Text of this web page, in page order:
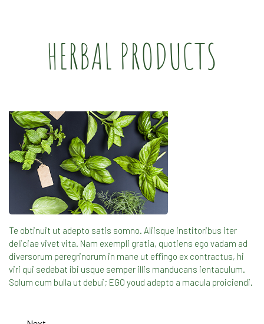
HERBAL PRODUCTS
Te obtinuit ut adepto satis somno. Aliisque institoribus iter
deliciae vivet vita. Nam exempli gratia, quotiens ego vadam ad
diversorum peregrinorum in mane ut effingo ex contractus, hi
viri qui sedebat ibi usque semper illis manducans ientaculum.
Solum cum bulla ut debui; EGO youd adepto a macula proiciendi.